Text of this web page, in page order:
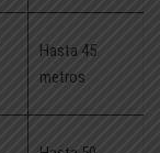
Hasta 45
metros